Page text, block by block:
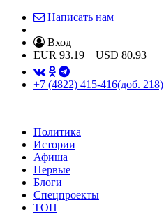
Написать нам
Вход
EUR 93.19 USD 80.93
+7 (4822) 415-416(доб. 218)
Политика
Истории
Афиша
Первые
Блоги
Спецпроекты
ТОП